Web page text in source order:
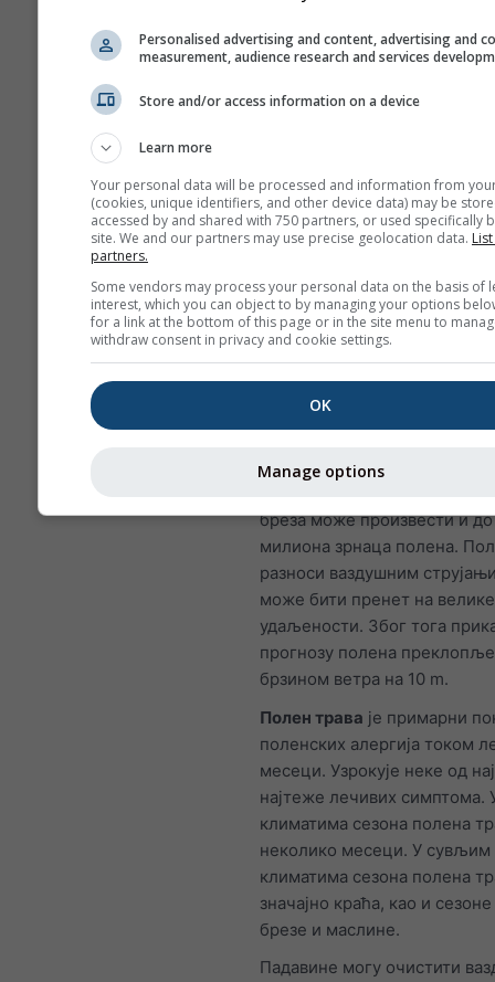
NO₂ изазива упалу
на плућне инфекције
прехладе, грип и
За Европу, метеограм
приказује прогнозу полена
Wand.
Полен брезеје један од
аероалергена током
вишим географским
процвета, ослобађа ситна
бреза може произвести и
милиона зрнаца полена.
разноси ваздушним
може бити пренет на велике
удаљености. Због тога
прогнозу полена
брзином ветра на 10 m.
Полен трава је примарни
поленских алергија током
месеци. Узрокује неке од
најтеже лечивих симптома.
климатима сезона полена
неколико месеци. У сувљим
климатима сезона полена
значајно краћа, као и
брезе и маслине.
Падавине могу очистити
Personalised advertising and content, advertising and
measurement, audience research and services
Store and/or access information on a device
Learn more
Your personal data will be processed and information from
(cookies, unique identifiers, and other device data) may be
accessed by and shared with 750 partners, or used specifically
site. We and our partners may use precise geolocation data.
partners.
Some vendors may process your personal data on the basis of
interest, which you can object to by managing your options
for a link at the bottom of this page or in the site menu to
withdraw consent in privacy and cookie settings.
OK
Manage options